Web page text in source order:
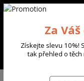
+420 702 136 620
PÁNSKÉ MIKINY
Za
Získejte slevu 10%!
tak přehled o těch